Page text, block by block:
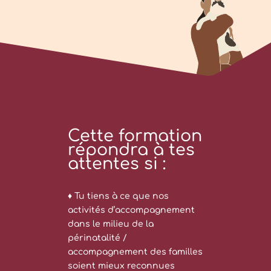
Cette formation
répondra à tes
attentes si :
♦ Tu tiens à ce que nos
activités d’accompagnement
dans le milieu de la
périnatalité /
accompagnement des familles
soient mieux reconnues